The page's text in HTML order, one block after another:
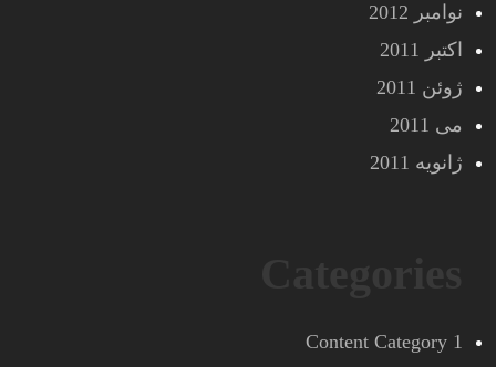
نوامبر 2012
اکتبر 2011
ژوئن 2011
می 2011
ژانویه 2011
Content Category 1